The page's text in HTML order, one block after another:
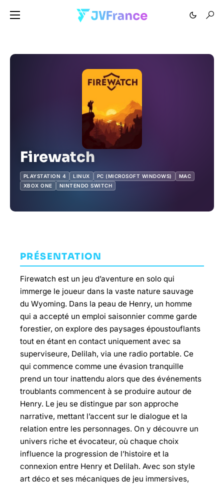
Firewatch
PLAYSTATION 4 LINUX PC (MICROSOFT WINDOWS)
MAC
XBOX ONE
NINTENDO SWITCH
PRÉSENTATION
Firewatch est un jeu d’aventure en solo qui
immerge le joueur dans la vaste nature sauvage
du Wyoming. Dans la peau de Henry, un homme
qui a accepté un emploi saisonnier comme garde
forestier, on explore des paysages époustouflants
tout en étant en contact uniquement avec sa
superviseure, Delilah, via une radio portable. Ce
qui commence comme une évasion tranquille
prend un tour inattendu alors que des événements
troublants commencent à se produire autour de
Henry. Le jeu se distingue par son approche
narrative, mettant l’accent sur le dialogue et la
relation entre les personnages. On y découvre un
univers riche et évocateur, où chaque choix
influence la progression de l’histoire et la
connexion entre Henry et Delilah. Avec son style
art déco et ses mécaniques de jeu immersives,